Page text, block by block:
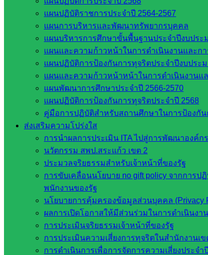
แผนปฏิบัติราชการประจำปี 2564-2567
แผนการบริหารและพัฒนาทรัพยากรบุคคล
แผนบริหารการศึกษาขั้นพื้นฐานประจำปีงบประ
แผนและความก้าวหน้าในการดำเนินงานและก
แผนปฏิบัติการป้องกันการทุจริตประจำปีงบประ
แผนและความก้าวหน้าหน้าในการดำเนินงานแ
แผนพัฒนาการศึกษาประจำปี 2566-2570
แผนปฏิบัติการป้องกันการทุจริตประจำปี 2568
คู่มือการปฏิบัติสำหรับสถานศึกษาในการป้องกั
ส่งเสริมความโปร่งใส
การนำผลการประเมิน ITA ไปสู่การพัฒนาองค์กร
นวัตกรรม สพป.สระแก้ว เขต 2
ประมวลจริยธรรมสำหรับเจ้าหน้าที่ของรัฐ
การขับเคลื่อนนโยบาย no gift policy จากการ
พนักงานของรัฐ
นโยบายการคุ้มครองข้อมูลส่วนบุคคล (Privacy
ผลการเปิดโอกาสให้มีส่วนร่วมในการดำเนินง
การประเมินจริยธรรมเจ้าหน้าที่ของรัฐ
การประเมินความเสี่ยงการทุจริตในสำนักงาน
การดำเนินการเพื่อการจัดการความเสี่ยงประจำ
โรงเรียนในสังกัด สพป.สระแก้ว เขต 2
วิทยาลัยเทคนิคสระแก้ว
วิทยาลัยเทคนิควังน้ำเย็น
กศน.สระแก้ว
เว็บไซต์กลุ่มงานในสำนักงาน
กลุ่มอำนวยการ
กลุ่มบริหารงานงานเงินและสินทรัพย์
กลุ่มนโยบายและแผน
กลุ่มส่งเสริมการจัดการศึกษา
กลุ่มบริหารงานบุคคล
กลุ่มพัฒนาครูและบุคลากรฯ
กลุ่มนิเทศติดตามและประเมินผลฯ
เว็บไซต์หลักสูตรต้านทุจริต
ห้องนิเทศ ศน.นิพนธ์ พรมพิไล
ห้องนิเทศ ศน.ชยาธิศ/ศน.อัญชลี
ห้องนิเทศ ดร.สราวดี เพ็งศรีโคตร
เว็บไซต์คณะกรรมการ ก.ต.ป.น.
เว็บไซต์ อ.ค.ก.ศ.เขตพื้นที่การศึกษา